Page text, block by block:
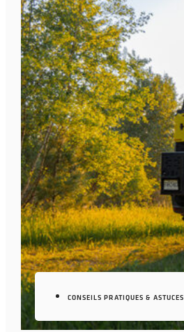
CONSEILS PRATIQUES & ASTUCES